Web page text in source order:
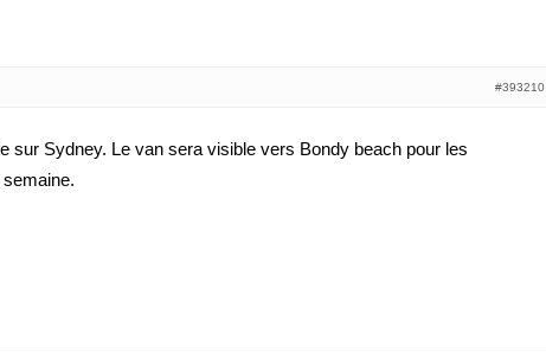
#393210
sur Sydney. Le van sera visible vers Bondy beach pour les